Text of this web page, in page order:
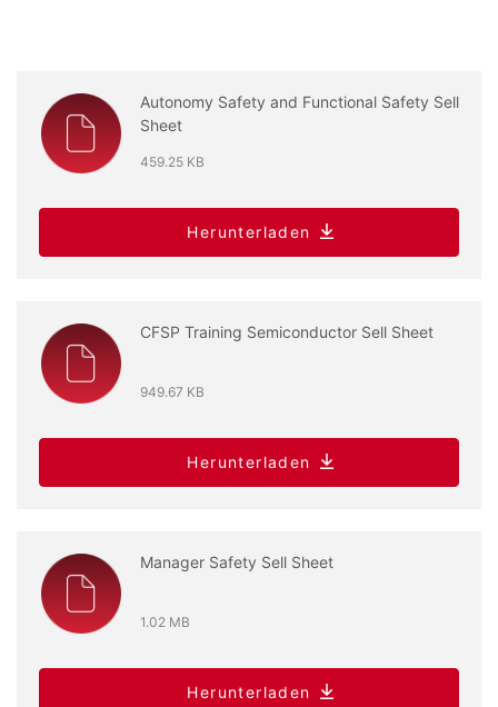
Autonomy Safety and Functional Safety Sell
Sheet
459.25 KB
Herunterladen
CFSP Training Semiconductor Sell Sheet
949.67 KB
Herunterladen
Manager Safety Sell Sheet
1.02 MB
Herunterladen